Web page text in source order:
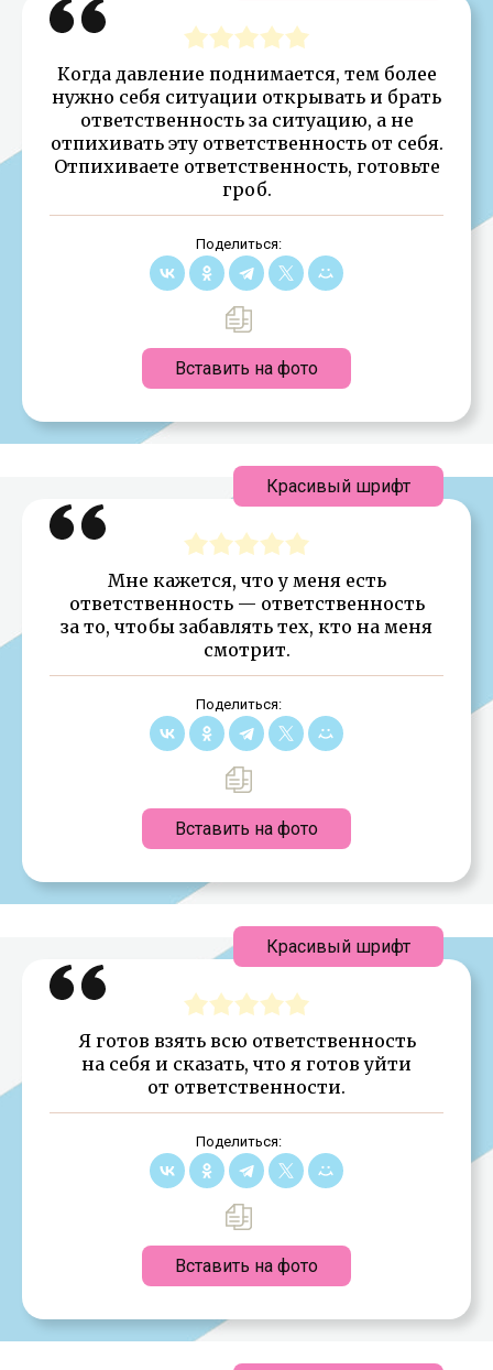
Когда давление поднимается, тем более
нужно себя ситуации открывать и брать
ответственность за ситуацию, а не
отпихивать эту ответственность от себя.
Отпихиваете ответственность, готовьте
гроб.
Поделиться:
Вставить на фото
Мне кажется, что у меня есть
ответственность — ответственность
за то, чтобы забавлять тех, кто на меня
смотрит.
Поделиться:
Вставить на фото
Красивый шрифт
Я готов взять всю ответственность
на себя и сказать, что я готов уйти
от ответственности.
Поделиться:
Вставить на фото
Красивый шрифт